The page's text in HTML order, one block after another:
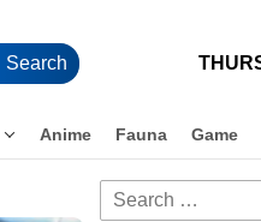
Search
Anime Fauna Game
Search